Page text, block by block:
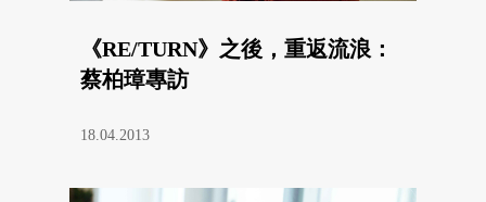
《RE/TURN》之後，重返流浪：
蔡柏璋專訪
18.04.2013